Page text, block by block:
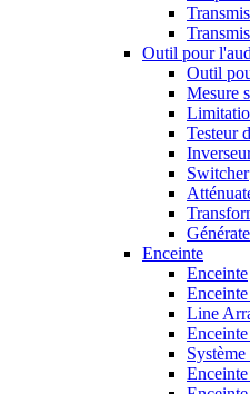
Outil pour
Outil
Mesure
Testeur
Switcher
Enceinte
Enceinte
Line